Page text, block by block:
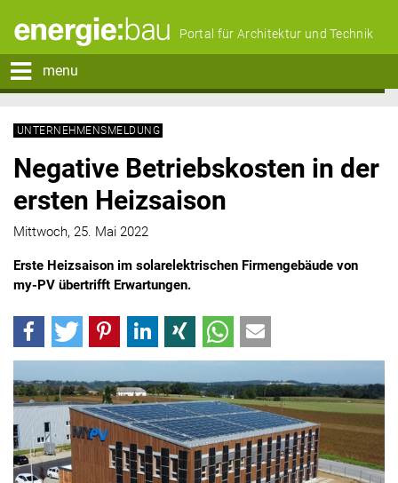
Portal für Architektur und Technik
menu
UNTERNEHMENSMELDUNG
Negative Betriebskosten in der
ersten Heizsaison
Mittwoch, 25. Mai 2022
Erste Heizsaison im solarelektrischen Firmengebäude von
my-PV übertrifft Erwartungen.